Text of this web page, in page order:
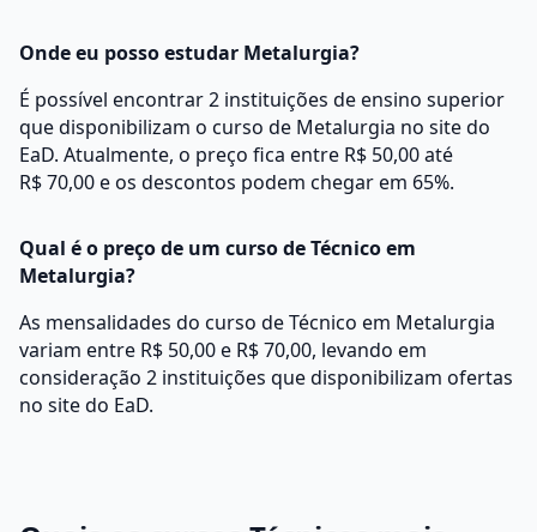
Onde eu posso estudar Metalurgia?
É possível encontrar 2 instituições de ensino superior
que disponibilizam o curso de Metalurgia no site do
EaD. Atualmente, o preço fica entre R$ 50,00 até
R$ 70,00 e os descontos podem chegar em 65%.
Qual é o preço de um curso de Técnico em
Metalurgia?
As mensalidades do curso de Técnico em Metalurgia
variam entre R$ 50,00 e R$ 70,00, levando em
consideração 2 instituições que disponibilizam ofertas
no site do EaD.